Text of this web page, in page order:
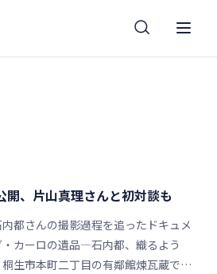
開、片山真理さんと初対談も
都さんの撮影過程を追ったドキュメ
カーロの遺品―石内都、織るよう
生市本町二丁目の有鄰館煉瓦蔵で行